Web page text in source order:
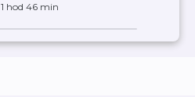
1 hod 46 min